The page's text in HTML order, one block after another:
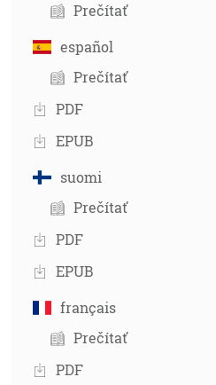
Prečítať
español
Prečítať
PDF
EPUB
suomi
Prečítať
PDF
EPUB
français
Prečítať
PDF